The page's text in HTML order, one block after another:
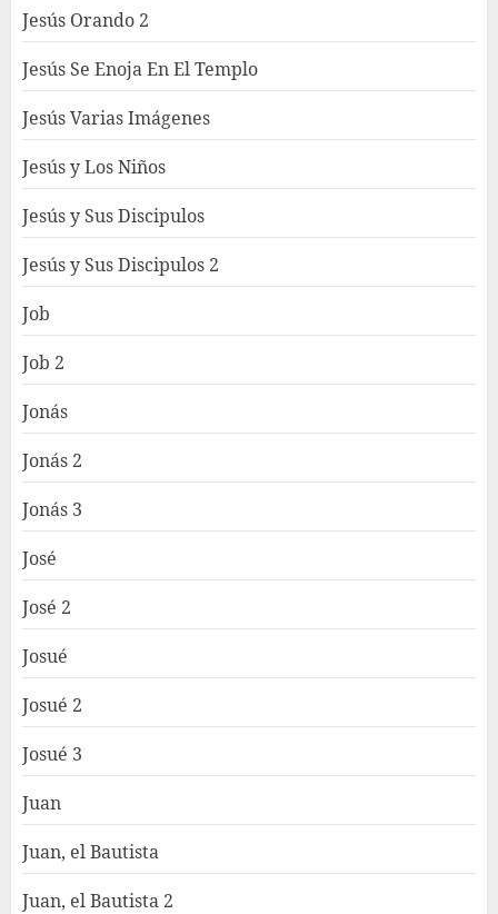
Jesús Orando 2
Jesús Se Enoja En El Templo
Jesús Varias Imágenes
Jesús y Los Niños
Jesús y Sus Discipulos
Jesús y Sus Discipulos 2
Job
Job 2
Jonás
Jonás 2
Jonás 3
José
José 2
Josué
Josué 2
Josué 3
Juan
Juan, el Bautista
Juan, el Bautista 2